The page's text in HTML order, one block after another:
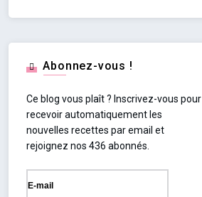
Abonnez-vous !
Ce blog vous plaît ? Inscrivez-vous pour
recevoir automatiquement les
nouvelles recettes par email et
rejoignez nos 436 abonnés.